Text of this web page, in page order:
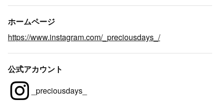
ホームページ
https://www.instagram.com/_preciousdays_/
公式アカウント
_preciousdays_